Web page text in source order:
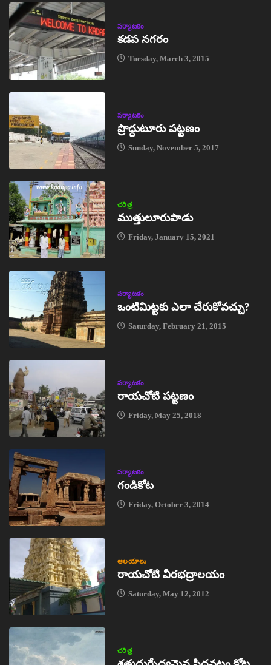
పర్యాటకం
కడప నగరం
Tuesday, March 3, 2015
పర్యాటకం
ప్రొద్దుటూరు పట్టణం
Sunday, November 5, 2017
చరిత్ర
ముత్తులూరుపాడు
Friday, January 15, 2021
పర్యాటకం
ఒంటిమిట్టకు ఎలా చేరుకోవచ్చు?
Saturday, February 21, 2015
పర్యాటకం
రాయచోటి పట్టణం
Friday, May 25, 2018
పర్యాటకం
గండికోట
Friday, October 3, 2014
ఆలయాలు
రాయచోటి వీరభద్రాలయం
Saturday, May 12, 2012
చరిత్ర